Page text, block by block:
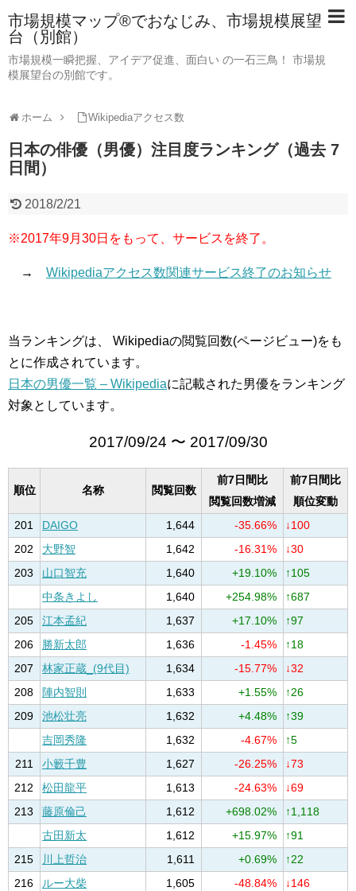
市場規模マップ®でおなじみ、市場規模展望
台（別館）
市場規模一瞬把握、アイデア促進、面白い の一石三鳥！ 市場規
模展望台の別館です。
ホーム Wikipediaアクセス数
日本の俳優（男優）注目度ランキング（過去 7
日間）
2018/2/21
※2017年9月30日をもって、サービスを終了。
→ Wikipediaアクセス数関連サービス終了のお知らせ
当ランキングは、 Wikipediaの閲覧回数(ページビュー)をも
とに作成されています。
日本の男優一覧 – Wikipediaに記載された男優をランキング
対象としています。
2017/09/24 〜 2017/09/30
順位 名称 閲覧回数
前7日間比
閲覧回数増減
前7日間比
順位変動
201
DAIGO 1,644 -35.66%
↓100
202
大野智 1,642 -16.31%
↓30
203
山口智充 1,640 +19.10%
↑105
中条きよし
1,640 +254.98%
↑687
205
江本孟紀 1,637 +17.10%
↑97
206
勝新太郎 1,636 -1.45%
↑18
207
林家正蔵_(9代目) 1,634 -15.77%
↓32
208
陣内智則 1,633 +1.55%
↑26
209
池松壮亮 1,632 +4.48%
↑39
吉岡秀隆
1,632 -4.67%
↑5
211
小籔千豊 1,627 -26.25%
↓73
212
松田龍平 1,613 -24.63%
↓69
213
藤原倫己 1,612 +698.02%
↑1,118
古田新太
1,612 +15.97%
↑91
215
川上哲治 1,611 +0.69%
↑22
216
ルー大柴 1,605 -48.84%
↓146